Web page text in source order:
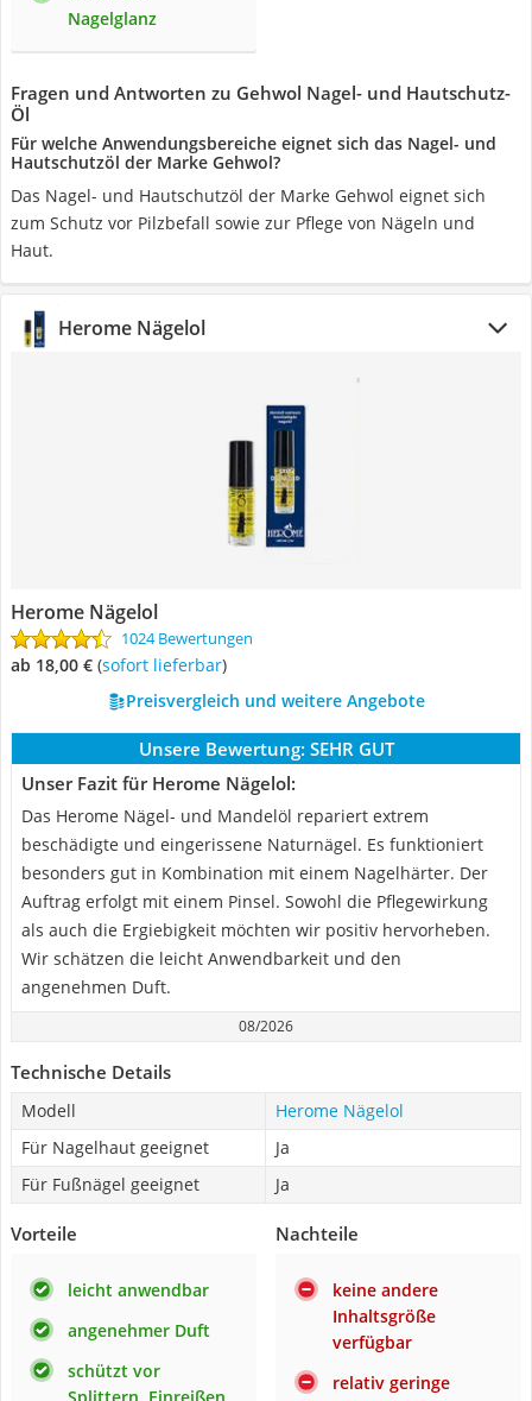
Nagelglanz
Fragen und Antworten zu Gehwol Nagel- und Hautschutz-
Öl
Für welche Anwendungsbereiche eignet sich das Nagel- und
Hautschutzöl der Marke Gehwol?
Das Nagel- und Hautschutzöl der Marke Gehwol eignet sich
zum Schutz vor Pilzbefall sowie zur Pflege von Nägeln und
Haut.
Herome Nägelol
Herome Nägelol
1024 Bewertungen
ab 18,00 € ( Sofort lieferbar)
Preisvergleich und weitere Angebote
Unsere Bewertung: SEHR GUT
Unser Fazit für Herome Nägelol:
Das Herome Nägel- und Mandelöl repariert extrem
beschädigte und eingerissene Naturnägel. Es funktioniert
besonders gut in Kombination mit einem Nagelhärter. Der
Auftrag erfolgt mit einem Pinsel. Sowohl die Pflegewirkung
als auch die Ergiebigkeit möchten wir positiv hervorheben.
Wir schätzen die leicht Anwendbarkeit und den
angenehmen Duft.
08/2026
Technische Details
Modell
Herome Nägelol
Für Nagelhaut geeignet
Ja
Für Fußnägel geeignet
Ja
Vorteile
leicht anwendbar
angenehmer Duft
schützt vor
Nachteile
keine andere
Inhaltsgröße
verfügbar
relativ geringe